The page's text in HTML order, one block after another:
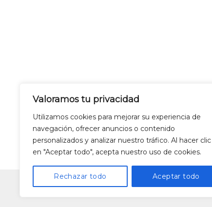
Valoramos tu privacidad
Utilizamos cookies para mejorar su experiencia de
navegación, ofrecer anuncios o contenido
personalizados y analizar nuestro tráfico. Al hacer clic
en "Aceptar todo", acepta nuestro uso de cookies.
Rechazar todo Aceptar todo
LEGAL WARNING